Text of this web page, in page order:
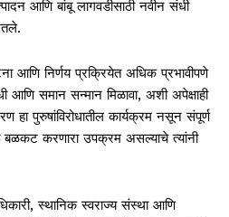
आणि बांबू लागवडीसाठी नवीन संधी
आणि निर्णय प्रक्रियेत अधिक प्रभावीपणे
आणि समान सन्मान मिळावा, अशी अपेक्षाही
हा पुरुषांविरोधातील कार्यक्रम नसून संपूर्ण
करणारा उपक्रम असल्याचे त्यांनी
स्थानिक स्वराज्य संस्था आणि